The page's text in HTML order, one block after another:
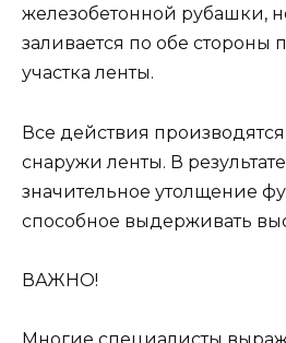
железобетонной рубашки,
заливается по обе стороны
участка ленты.
Все действия производятся
снаружи ленты. В
значительное утолщение
способное выдерживать
ВАЖНО!